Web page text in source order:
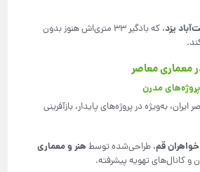
یزد
، که بادگیر 33 متری‌اش هنوز بدون
معماری معاصر
پروژه‌های مدرن
ایران، به‌ویژه در پروژه‌های پایدار، بازآفرینی
قم، طراحی‌شده توسط هنر و معماری
و کانال‌های تهویه پیشرفته.